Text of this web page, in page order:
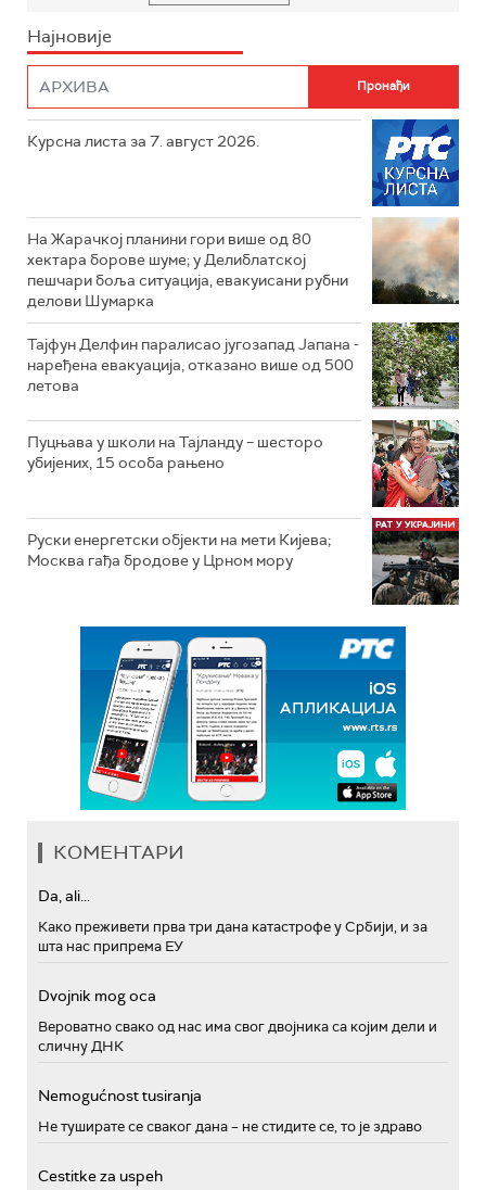
Најновије
Курсна листа за 7. август 2026.
На Жарачкој планини гори више од 80
хектара борове шуме; у Делиблатској
пешчари боља ситуација, евакуисани рубни
делови Шумарка
Тајфун Делфин паралисао југозапад Јапана -
наређена евакуација, отказано више од 500
летова
Пуцњава у школи на Тајланду – шесторо
убијених, 15 особа рањено
Руски енергетски објекти на мети Кијева;
Москва гађа бродове у Црном мору
КОМЕНТАРИ
Da, ali...
Како преживети прва три дана катастрофе у Србији, и за
шта нас припрема ЕУ
Dvojnik mog oca
Вероватно свако од нас има свог двојника са којим дели и
сличну ДНК
Nemogućnost tusiranja
Не туширате се сваког дана – не стидите се, то је здраво
Cestitke za uspeh